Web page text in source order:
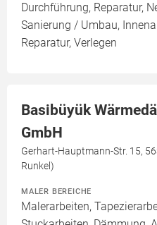
Durchführung, Reparatur,
Sanierung / Umbau,
Reparatur, Verlegen
Basibüyük
GmbH
Gerhart-Hauptmann-Str. 15,
Runkel)
MALER BEREICHE
Malerarbeiten,